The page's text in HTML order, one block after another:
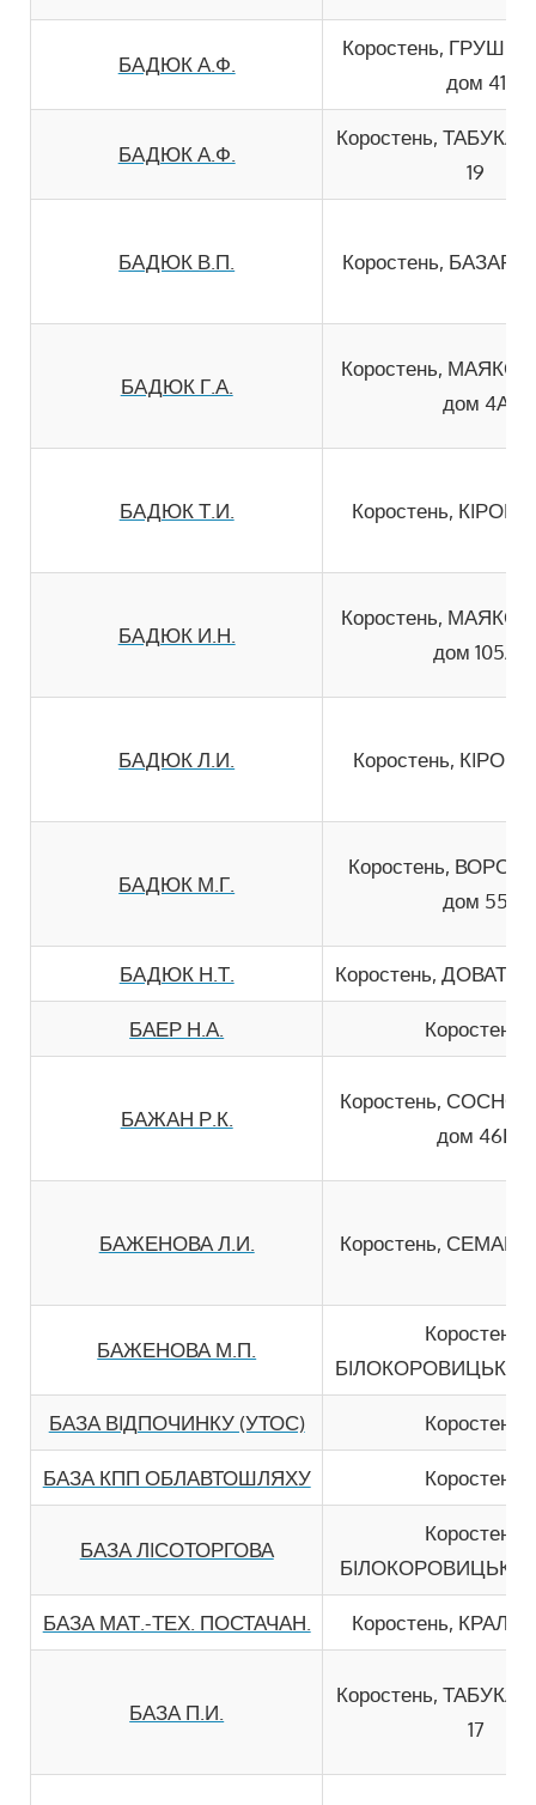
БАДЮК А.Ф.
Коростень,
дом 41
БАДЮК А.Ф.
Коростень,
19
БАДЮК В.П. Коростень,
БАДЮК Г.А.
Коростень,
дом 4А
БАДЮК Т.И. Коростень,
БАДЮК И.Н.
Коростень,
дом 105А
БАДЮК Л.И. Коростень,
БАДЮК М.Г.
Коростень,
дом 55
БАДЮК Н.Т. Коростень,
БАЕР Н.А. Коростень,
БАЖАН Р.К.
Коростень,
дом 46В
БАЖЕНОВА Л.И. Коростень,
БАЖЕНОВА М.П.
Коростень,
БIЛОКОРОВИЦЬКЕ
БАЗА ВIДПОЧИНКУ (УТОС) Коростень,
БАЗА КПП ОБЛАВТОШЛЯХУ Коростень,
БАЗА ЛIСОТОРГОВА
Коростень,
БIЛОКОРОВИЦЬКЕ
БАЗА МАТ.-ТЕХ. ПОСТАЧАН. Коростень, КРАЛI
БАЗА П.И.
Коростень,
17